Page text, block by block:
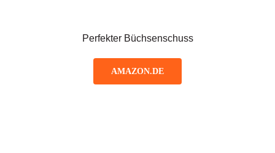
Perfekter Büchsenschuss
AMAZON.DE